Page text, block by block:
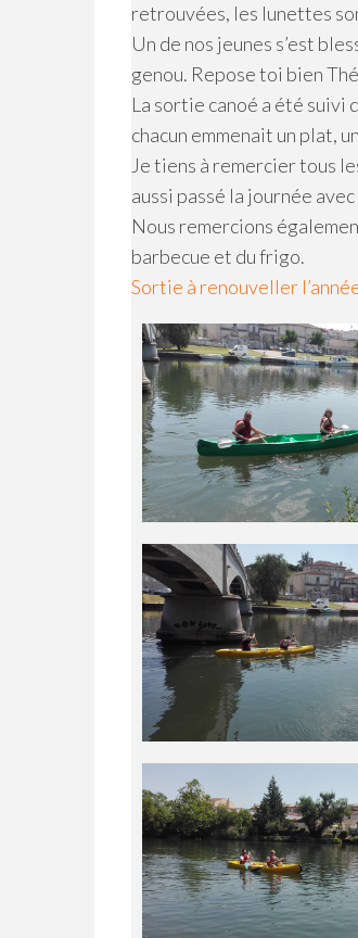
retrouvées, les lunettes
Un de nos jeunes s’est
genou. Repose toi bien
La sortie canoé a été suivi
chacun emmenait un plat,
Je tiens à remercier tous
aussi passé la journée
Nous remercions
barbecue et du frigo.
Sortie à renouveller